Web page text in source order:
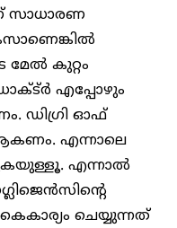
സാധാരണ
കുറ്റം
എപ്പോഴും
ഡിഗ്രി ഓഫ്
എന്നാലെ
എന്നാൽ
ചെയ്യുന്നത്